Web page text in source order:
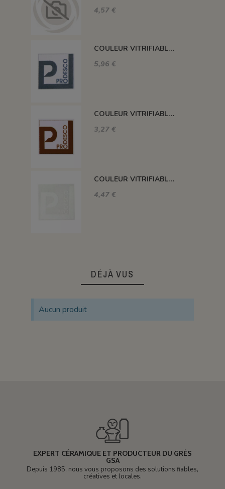
4,57 €
COULEUR VITRIFIABLE DÉCOR SANS PLOMB GRIS VA116
5,96 €
COULEUR VITRIFIABLE DÉCOR SANS PLOMB CHOCOLAT VA109
3,27 €
COULEUR VITRIFIABLE DÉCOR SANS PLOMB BLANC VA103
4,47 €
DÉJÀ VUS
Aucun produit
EXPERT CÉRAMIQUE ET PRODUCTEUR DU GRÈS
GSA
Depuis 1985, nous vous proposons des solutions fiables,
créatives et locales.